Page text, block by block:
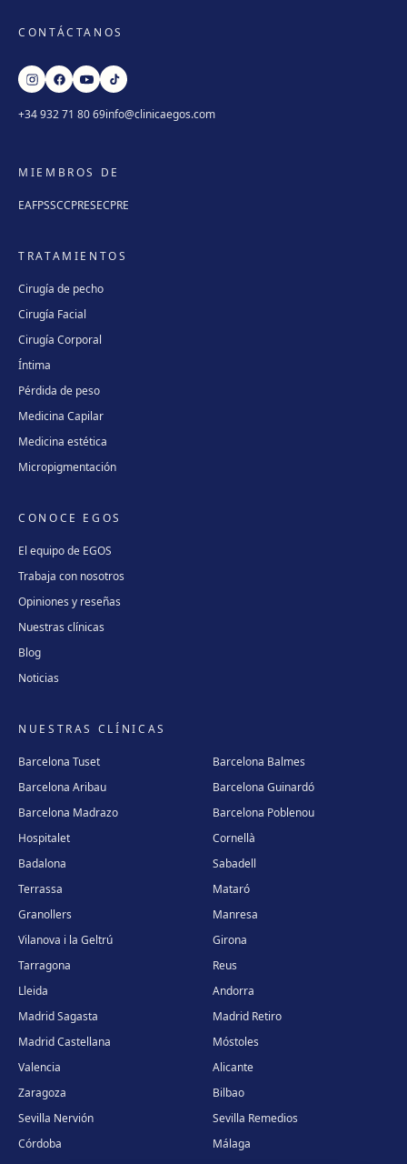
CONTÁCTANOS
+34 932 71 80 69info@clinicaegos.com
MIEMBROS DE
EAFPSSCCPRESECPRE
TRATAMIENTOS
Cirugía de pecho
Cirugía Facial
Cirugía Corporal
Íntima
Pérdida de peso
Medicina Capilar
Medicina estética
Micropigmentación
CONOCE EGOS
El equipo de EGOS
Trabaja con nosotros
Opiniones y reseñas
Nuestras clínicas
Blog
Noticias
NUESTRAS CLÍNICAS
Barcelona Tuset
Barcelona Balmes
Barcelona Aribau
Barcelona Guinardó
Barcelona Madrazo
Barcelona Poblenou
Hospitalet
Cornellà
Badalona
Sabadell
Terrassa
Mataró
Granollers
Manresa
Vilanova i la Geltrú
Girona
Tarragona
Reus
Lleida
Andorra
Madrid Sagasta
Madrid Retiro
Madrid Castellana
Móstoles
Valencia
Alicante
Zaragoza
Bilbao
Sevilla Nervión
Sevilla Remedios
Córdoba
Málaga